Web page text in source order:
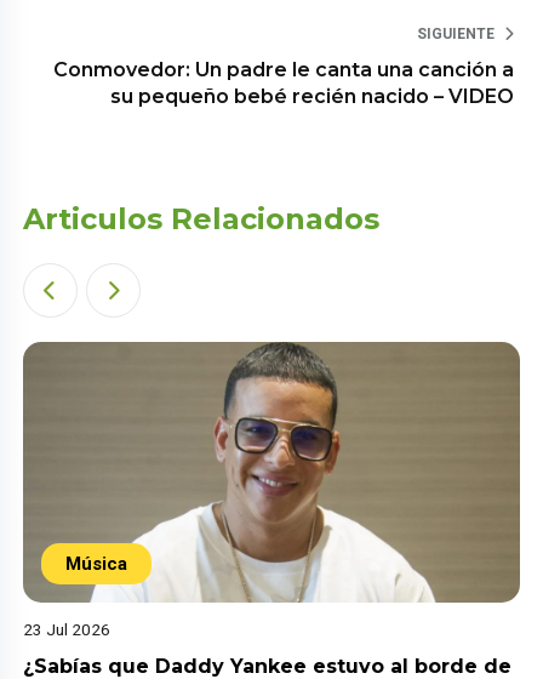
SIGUIENTE
Conmovedor: Un padre le canta una canción a
su pequeño bebé recién nacido – VIDEO
Articulos Relacionados
Música
23 Jul 2026
¿Sabías que Daddy Yankee estuvo al borde de